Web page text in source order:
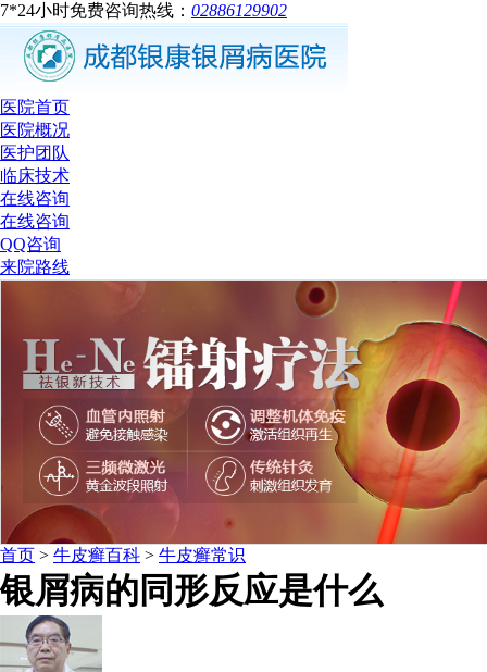
7*24小时免费咨询热线： 02886129902
医院首页
医院概况
医护团队
临床技术
在线咨询
在线咨询
QQ咨询
来院路线
首页 > 牛皮癣百科 > 牛皮癣常识
银屑病的同形反应是什么